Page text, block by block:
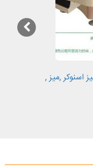
اسنوکر ,میز ,